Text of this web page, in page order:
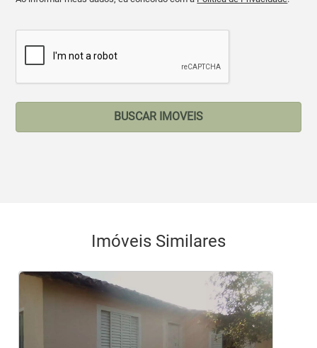
BUSCAR IMOVEIS
Imóveis Similares